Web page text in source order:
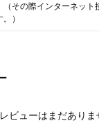
（その際インターネット
）
ビューはまだありま